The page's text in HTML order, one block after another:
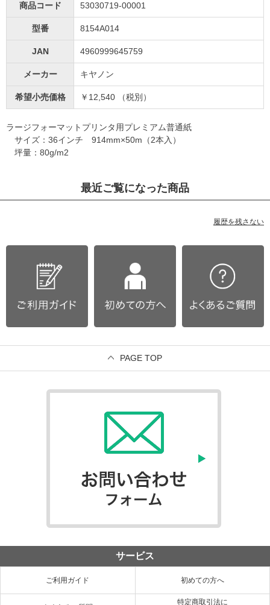
商品コード 53030719-00001
型番 8154A014
JAN 4960999645759
メーカー キヤノン
希望小売価格 ￥12,540 （税別）
ラージフォーマットプリンタ用プレミアム普通紙
サイズ：36インチ 914mm×50m（2本入）
坪量：80g/m2
最近ご覧になった商品
履歴を残さない
PAGE TOP
サービス
ご利用ガイド 初めての方へ
特定商取引法に